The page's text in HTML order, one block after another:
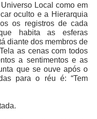
Local como em
oculto e a Hierarquia
os registros de cada
habita as esferas
diante dos membros de
as cenas com todos
a sentimentos e as
que se ouve após o
para o réu é: “Tem